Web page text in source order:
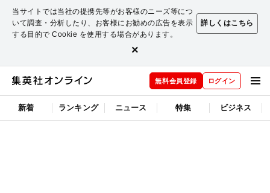
当サイトでは当社の提携先等がお客様のニーズ等につ
いて調査・分析したり、お客様にお勧めの広告を表示
する目的で Cookie を使用する場合があります。
詳しくはこちら
×
無料会員登録 ログイン
新着 ランキング ニュース 特集 ビジネス